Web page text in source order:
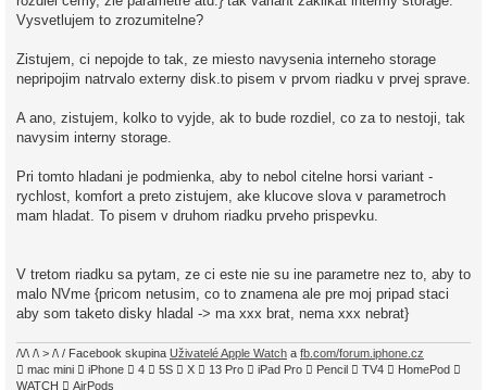
Vysvetlujem to zrozumitelne?
Zistujem, ci nepojde to tak, ze miesto navysenia interneho storage
nepripojim natrvalo externy disk.to pisem v prvom riadku v prvej sprave.
A ano, zistujem, kolko to vyjde, ak to bude rozdiel, co za to nestoji, tak
navysim interny storage.
Pri tomto hladani je podmienka, aby to nebol citelne horsi variant -
rychlost, komfort a preto zistujem, ake klucove slova v parametroch
mam hladat. To pisem v druhom riadku prveho prispevku.
V tretom riadku sa pytam, ze ci este nie su ine parametre nez to, aby to
malo NVme {pricom netusim, co to znamena ale pre moj pripad staci
aby som taketo disky hladal -> ma xxx brat, nema xxx nebrat}
/\/\ /\ > /\ / Facebook skupina Uživatelé Apple Watch a fb.com/forum.iphone.cz
 mac mini  iPhone  4  5S  X  13 Pro  iPad Pro  Pencil  TV4  HomePod 
WATCH  AirPods